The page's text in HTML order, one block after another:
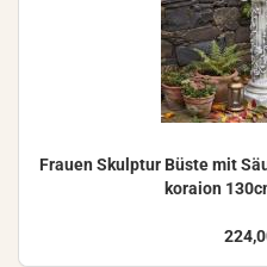
Frau­en Skulp­tur Büste mit
ko­rai­on